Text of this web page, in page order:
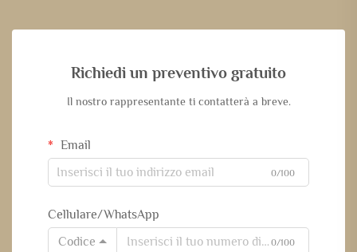
Richiedi un preventivo gratuito
Il nostro rappresentante ti contatterà a breve.
Email
0/100
Cellulare/WhatsApp
Codice
0/100